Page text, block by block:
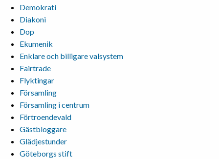
Demokrati
Diakoni
Dop
Ekumenik
Enklare och billigare valsystem
Fairtrade
Flyktingar
Församling
Församling i centrum
Förtroendevald
Gästbloggare
Glädjestunder
Göteborgs stift